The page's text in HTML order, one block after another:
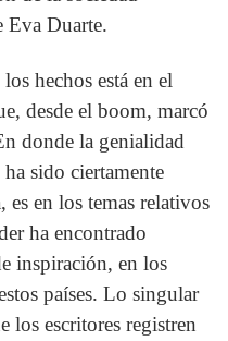
Eva Duarte.
hechos está en el
desde el boom, marcó
donde la genialidad
sido ciertamente
es en los temas relativos
ha encontrado
inspiración, en los
países. Lo singular
los escritores registren